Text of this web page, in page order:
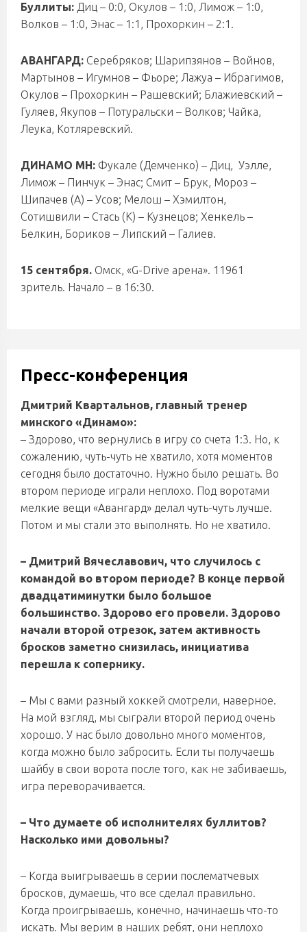
Буллиты: Диц – 0:0, Окулов – 1:0, Лимож – 1:0,
Волков – 1:0, Энас – 1:1, Прохоркин – 2:1.
АВАНГАРД: Серебряков; Шарипзянов – Войнов,
Мартынов – Игумнов – Фьоре; Лажуа – Ибрагимов,
Окулов – Прохоркин – Рашевский; Блажиевский –
Гуляев, Якупов – Потуральски – Волков; Чайка,
Леука, Котляревский.
ДИНАМО МН: Фукале (Демченко) – Диц, Уэлле,
Лимож – Пинчук – Энас; Смит – Брук, Мороз –
Шипачев (А) – Усов; Мелош – Хэмилтон,
Сотишвили – Стась (К) – Кузнецов; Хенкель –
Белкин, Бориков – Липский – Галиев.
15 сентября. Омск, «G-Drive арена». 11961
зритель. Начало – в 16:30.
Пресс-конференция
Дмитрий Квартальнов, главный тренер
минского «Динамо»:
– Здорово, что вернулись в игру со счета 1:3. Но, к
сожалению, чуть-чуть не хватило, хотя моментов
сегодня было достаточно. Нужно было решать. Во
втором периоде играли неплохо. Под воротами
мелкие вещи «Авангард» делал чуть-чуть лучше.
Потом и мы стали это выполнять. Но не хватило.
– Дмитрий Вячеславович, что случилось с
командой во втором периоде? В конце первой
двадцатиминутки было большое
большинство. Здорово его провели. Здорово
начали второй отрезок, затем активность
бросков заметно снизилась, инициатива
перешла к сопернику.
– Мы с вами разный хоккей смотрели, наверное.
На мой взгляд, мы сыграли второй период очень
хорошо. У нас было довольно много моментов,
когда можно было забросить. Если ты получаешь
шайбу в свои ворота после того, как не забиваешь,
игра переворачивается.
– Что думаете об исполнителях буллитов?
Насколько ими довольны?
– Когда выигрываешь в серии послематчевых
бросков, думаешь, что все сделал правильно.
Когда проигрываешь, конечно, начинаешь что-то
искать. Мы верим в наших ребят, они неплохо